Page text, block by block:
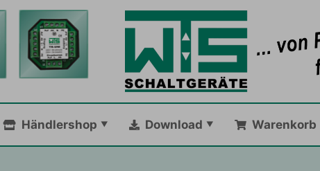
Händlershop Download Warenkorb